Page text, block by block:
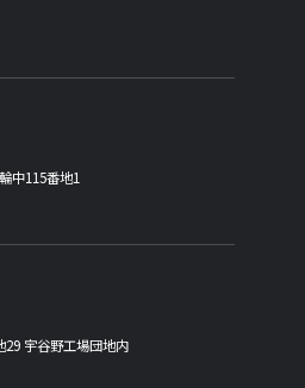
中115番地1
29 宇谷野工場団地内